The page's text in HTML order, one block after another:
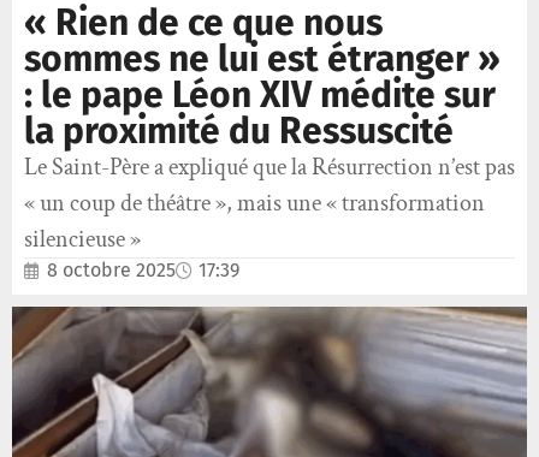
« Rien de ce que nous
sommes ne lui est étranger »
: le pape Léon XIV médite sur
la proximité du Ressuscité
Le Saint-Père a expliqué que la Résurrection n’est pas
« un coup de théâtre », mais une « transformation
silencieuse »
8 octobre 2025 17:39